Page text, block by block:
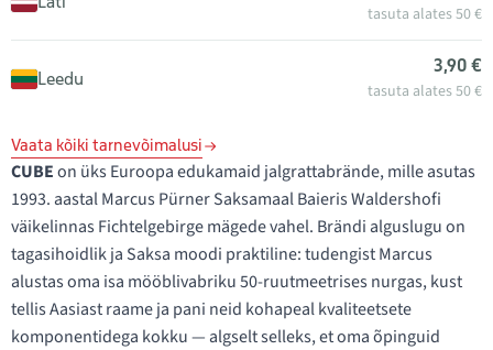
tasuta alates 50 €
Leedu
3,90 €
tasuta alates 50 €
Vaata kõiki tarnevõimalusi
CUBEon üks Euroopa edukamaid jalgrattabrände, mille asutas
1993. aastal Marcus Pürner Saksamaal Baieris Waldershofi
väikelinnas Fichtelgebirge mägede vahel. Brändi alguslugu on
tagasihoidlik ja Saksa moodi praktiline: tudengist Marcus
alustas oma isa mööblivabriku 50-ruutmeetrises nurgas, kust
tellis Aasiast raame ja pani neid kohapeal kvaliteetsete
komponentidega kokku — algselt selleks, et oma õpinguid